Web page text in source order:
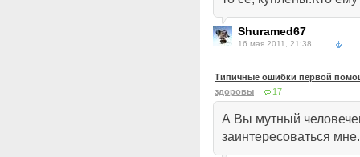
Shuramed67
16 мая 2011, 21:38
Типичные ошибки первой
здоровы
17
А Вы мутный
заинтересоваться